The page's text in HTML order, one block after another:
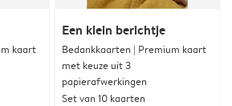
kaart
Een klein berichtje
Bedankkaarten | Premium kaart
met keuze uit 3
papierafwerkingen
Set van 10 kaarten